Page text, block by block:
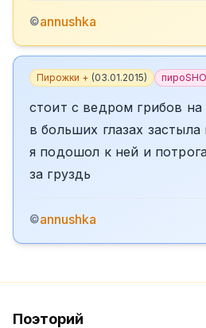
©annushka
Пирожки + (03.01.2015)
стоит с ведром грибов на
в больших глазах застыла
я подошол к ней и
за груздь
©annushka
Поэторий